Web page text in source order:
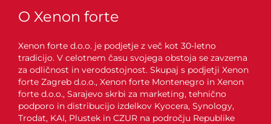
O Xenon forte
Xenon forte d.o.o. je podjetje z več kot 30-letno
tradicijo. V celotnem času svojega obstoja se zavzema
za odličnost in verodostojnost. Skupaj s podjetji Xenon
forte Zagreb d.o.o., Xenon forte Montenegro in Xenon
forte d.o.o., Sarajevo skrbi za marketing, tehnično
podporo in distribucijo izdelkov Kyocera, Synology,
Trodat, KAI, Plustek in CZUR na področju Republike